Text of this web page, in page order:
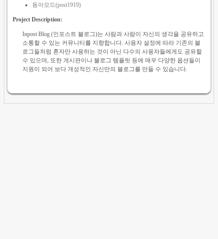
동아모드(post1919)
Project Description:
Inpost Blog (인포스트 블로그)는 사람과 사람이 자신의 생각을 공유하고
소통할 수 있는 커뮤니티를 지향합니다. 사용자 설정에 따라 기존의 블
로그들처럼 혼자만 사용하는 것이 아닌 다수의 사용자들에게도 공유할
수 있으며, 또한 게시판이나 블로그 템플릿 등에 매우 다양한 옵션들이
지원이 되어 보다 개성적인 자신만의 블로그를 만들 수 있습니다.